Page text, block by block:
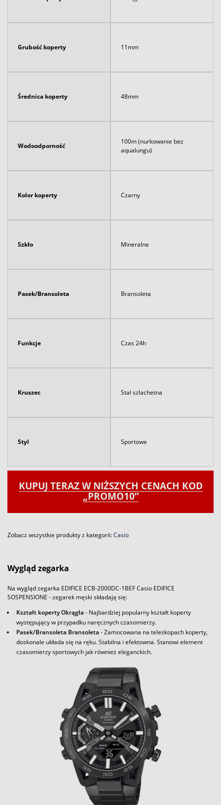
Grubość koperty 11mm
Średnica koperty 48mm
Wodoodporność
100m (nurkowanie bez
aqualungu)
Kolor koperty Czarny
Szkło Mineralne
Pasek/Bransoleta Bransoleta
Funkcje Czas 24h
Kruszec Stal szlachetna
Styl Sportowe
KUPUJ TERAZ W NIŻSZYCH CENACH KOD
„PROMO10”
Zobacz wszystkie produkty z kategorii:Casio
Wygląd zegarka
Na wygląd zegarka EDIFICE ECB-2000DC-1BEF Casio EDIFICE
SOSPENSIONE - zegarek męski składają się:
Kształt koperty Okrągła - Najbardziej popularny kształt koperty
występujący w przypadku naręcznych czasomierzy.
Pasek/Bransoleta Bransoleta - Zamocowana na teleskopach koperty,
doskonale układa się na ręku. Stabilna i efektowna. Stanowi element
czasomierzy sportowych jak również eleganckich.